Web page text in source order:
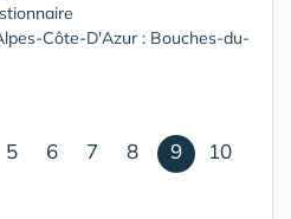
Côte-D'Azur : Bouches-du-
5 6 7 8 9(courant)
10